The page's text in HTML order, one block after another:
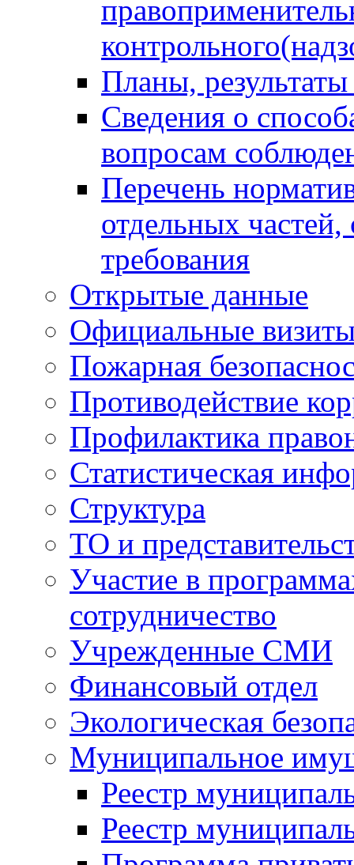
Планы,
Сведения о
вопросам
Перечень
отдельных
требования
Открытые данные
Официальные
Пожарная
Противодействие
Профилактика
Статистическая
Структура
ТО и
Участие в
сотрудничество
Учрежденные СМИ
Финансовый отдел
Экологическая
Муниципальное
Реестр
Реестр